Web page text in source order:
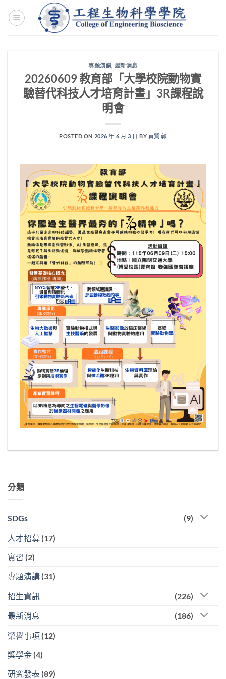
專題演講, 最新消息
20260609 教育部「大學校院動物實
驗替代科技人才培育計畫」3R課程說
明會
POSTED ON 2026 年 6 月 3 日 BY 貞賢 郭
分類
SDGs (9)
人才招募 (17)
實習 (2)
專題演講 (31)
招生資訊 (226)
最新消息 (186)
榮譽事項 (12)
獎學金 (4)
研究發表 (89)